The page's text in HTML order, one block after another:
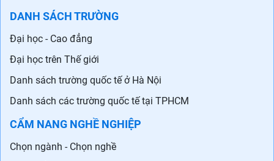
DANH SÁCH TRƯỜNG
Đại học - Cao đẳng
Đại học trên Thế giới
Danh sách trường quốc tế ở Hà Nội
Danh sách các trường quốc tế tại TPHCM
CẨM NANG NGHỀ NGHIỆP
Chọn ngành - Chọn nghề